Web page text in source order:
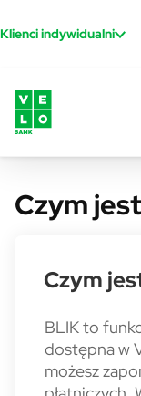
Klienci indywidualni
Czym
Czym
BLIK to
dostępna w
możesz